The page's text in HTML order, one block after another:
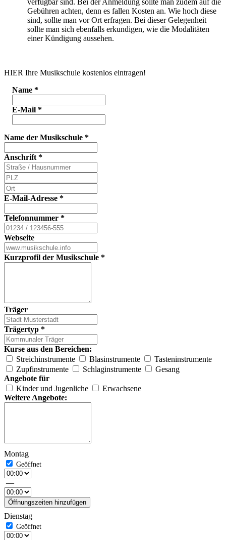
verfügbar sind. Bei der Anmeldung sollte man zudem auf die
Gebühren achten, denn es fallen Kosten an. Wie hoch diese
sind, sollte man vor Ort erfragen. Bei dieser Gelegenheit
sollte man sich ebenfalls erkundigen, wie die Modalitäten
einer Kündigung aussehen.
HIER Ihre Musikschule kostenlos eintragen!
Name *
E-Mail *
Name der Musikschule *
Anschrift *
E-Mail-Adresse *
Telefonnummer *
Webseite
Kurzprofil der Musikschule *
Träger
Trägertyp *
Kurse aus den Bereichen:
Streichinstrumente
Blasinstrumente
Tasteninstrumente
Zupfinstrumente
Schlaginstrumente
Gesang
Angebote für
Kinder und Jugenliche
Erwachsene
Weitere Angebote:
Montag
—
Öffnungszeiten hinzufügen
Dienstag